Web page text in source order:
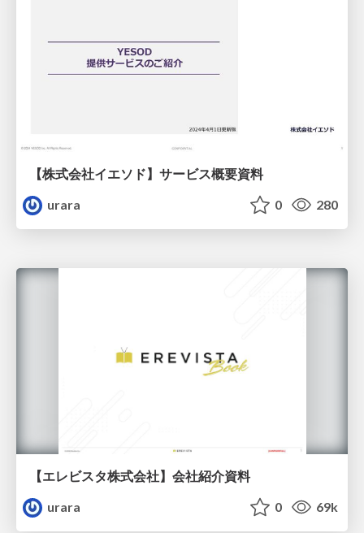
【株式会社イエソド】サービス概要資料
urara
0 280
【エレビスタ株式会社】会社紹介資料
urara
0 69k